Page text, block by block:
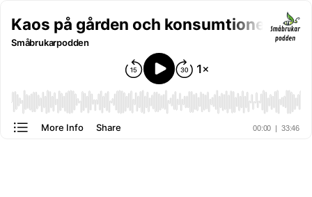
Kaos på gården och konsumtionens
Småbrukarpodden
00:00 | 33:46
More Info Share